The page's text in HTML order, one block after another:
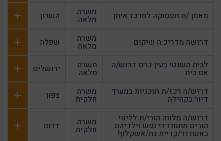
מאמן /ת תעסוקה למרכז איתן משרה
מלאה השרון
דרושה מדריכ.ה שיקום משרה
מלאה
שפלה
לבית השנטי בעין כרם דרוש/ה
אם בית
משרה
מלאה
ירושלים
דרוש/ה רכז/ת תוכניות במערך
דיור בקהילה
משרה
חלקית
צפון
דרוש/ה מלווה הורי/ת לליווי
הורים מתמודדי נפש וילדיהם
באשדוד/קריית גת/אשקלון!
משרה
חלקית דרום